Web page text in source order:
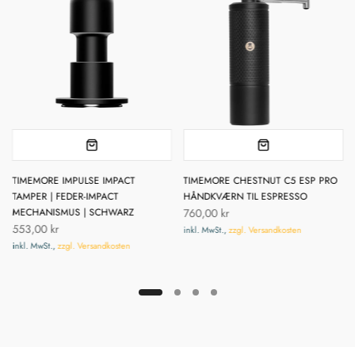
TIMEMORE IMPULSE IMPACT
TAMPER | FEDER-IMPACT
MECHANISMUS | SCHWARZ
553,00 kr
inkl. MwSt.,zzgl. Versandkosten
TIMEMORE CHESTNUT C5 ESP PRO
HÅNDKVÆRN TIL ESPRESSO
760,00 kr
inkl. MwSt.,zzgl. Versandkosten